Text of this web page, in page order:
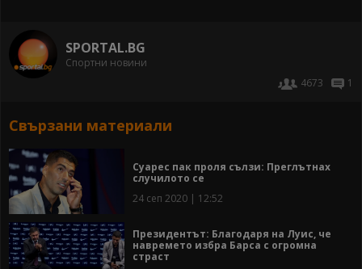
SPORTAL.BG
Спортни новини
4673
1
Свързани материали
Суарес пак проля сълзи: Преглътнах
случилото се
24 сеп 2020 | 12:52
Президентът: Благодаря на Луис, че
навремето избра Барса с огромна
страст